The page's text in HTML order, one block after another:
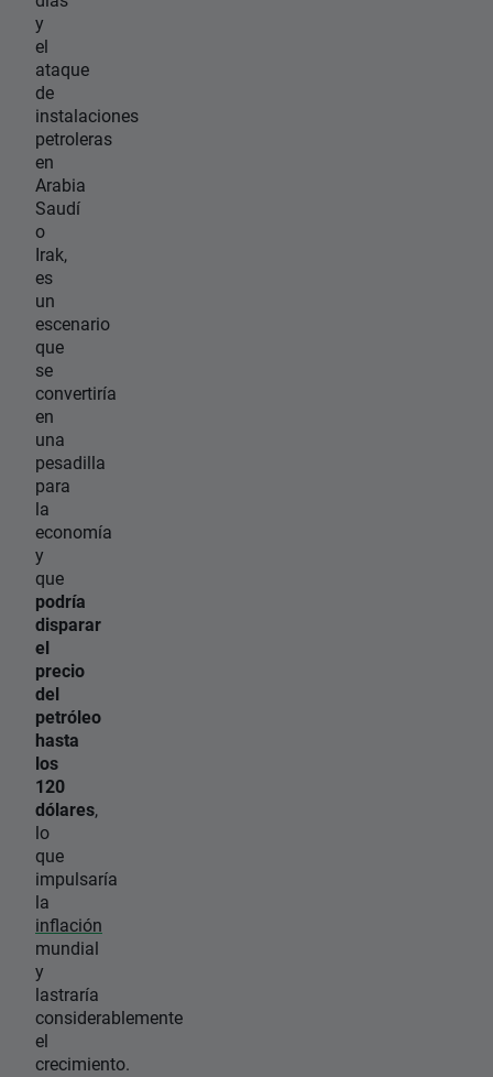
y
el
ataque
de
instalaciones
petroleras
en
Arabia
Saudí
o
Irak,
es
un
escenario
que
se
convertiría
en
una
pesadilla
para
la
economía
y
que
podría
disparar
el
precio
del
petróleo
hasta
los
120
dólares,
lo
que
impulsaría
la
inflación
mundial
y
lastraría
considerablemente
el
crecimiento.